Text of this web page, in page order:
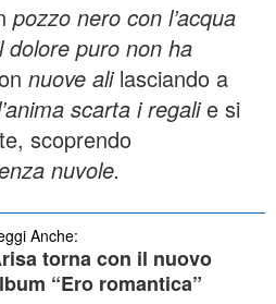
pozzo nero con l’acqua
dolore puro non ha
nuove alilasciando a
scarta i regalie si
scoprendo
nuvole.
Anche:
torna con il nuovo
“Ero romantica”